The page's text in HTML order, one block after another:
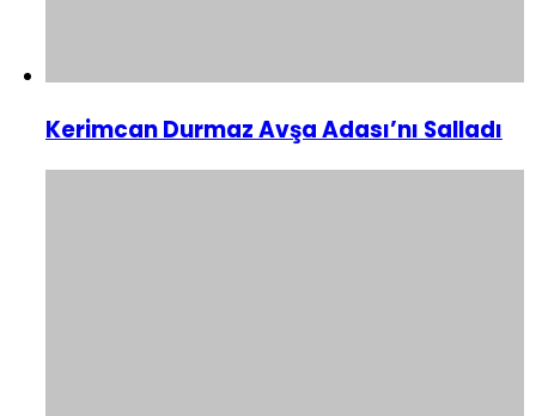
Kerimcan Durmaz Avşa Adası’nı Salladı